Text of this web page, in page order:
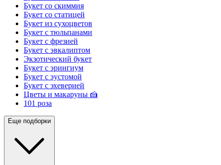
Букет со скиммия
Букет со статицей
Букет из сухоцветов
Букет с тюльпанами
Букет с фрезией
Букет с эвкалиптом
Экзотический букет
Букет с эрингиум
Букет с эустомой
Букет с эхеверией
Цветы и макаруны 🍰
101 роза
Еще подборки